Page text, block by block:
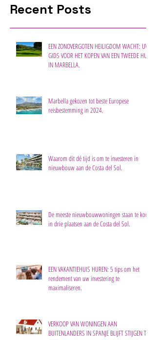
Recent Posts
EEN ZONOVERGOTEN HEILIGDOM WACHT: UW
GIDS VOOR HET KOPEN VAN EEN TWEEDE HUIS
IN MARBELLA.
Marbella gekozen tot beste Europese
reisbestemming in 2024.
Waarom dit dé tijd is om te investeren in
nieuwbouw aan de Costa del Sol.
De meeste nieuwbouwwoningen staan te koop
in drie plaatsen aan de Costa del Sol.
EEN VAKANTIEHUIS HUREN: 5 tips om het
rendement van uw investering te
maximaliseren.
VERKOOP VAN WONINGEN AAN
BUITENLANDERS IN SPANJE BLIJFT STIJGEN TOT